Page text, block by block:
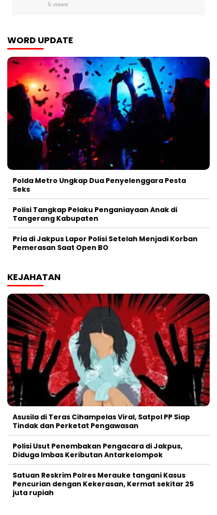
5 views
WORD UPDATE
Polda Metro Ungkap Dua Penyelenggara Pesta
Seks
Polisi Tangkap Pelaku Penganiayaan Anak di
Tangerang Kabupaten
Pria di Jakpus Lapor Polisi Setelah Menjadi Korban
Pemerasan Saat Open BO
KEJAHATAN
Asusila di Teras Cihampelas Viral, Satpol PP Siap
Tindak dan Perketat Pengawasan
Polisi Usut Penembakan Pengacara di Jakpus,
Diduga Imbas Keributan Antarkelompok
Satuan Reskrim Polres Merauke tangani Kasus
Pencurian dengan Kekerasan, Kermat sekitar 25
juta rupiah